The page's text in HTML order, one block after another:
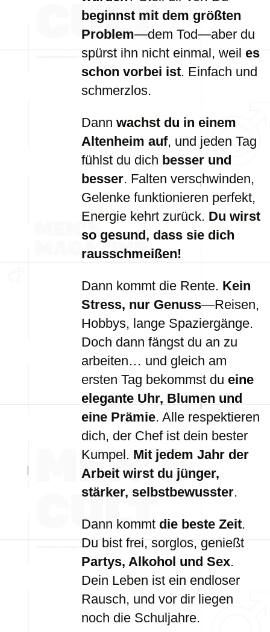
beginnst mit dem größten
Problem—dem Tod—aber du
spürst ihn nicht einmal, weiles
schon vorbei ist. Einfach und
schmerzlos.
Dann wachst du in einem
Altenheim auf, und jeden Tag
fühlst du dich besser und
besser. Falten verschwinden,
Gelenke funktionieren perfekt,
Energie kehrt zurück. Du wirst
so gesund, dass sie dich
rausschmeißen!
Dann kommt die Rente. Kein
Stress, nur Genuss—Reisen,
Hobbys, lange Spaziergänge.
Doch dann fängst du an zu
arbeiten… und gleich am
ersten Tag bekommst du eine
elegante Uhr, Blumen und
eine Prämie. Alle respektieren
dich, der Chef ist dein bester
Kumpel. Mit jedem Jahr der
Arbeit wirst du jünger,
stärker, selbstbewusster.
Dann kommt die beste Zeit.
Du bist frei, sorglos, genießt
Partys, Alkohol und Sex.
Dein Leben ist ein endloser
Rausch, und vor dir liegen
noch die Schuljahre.